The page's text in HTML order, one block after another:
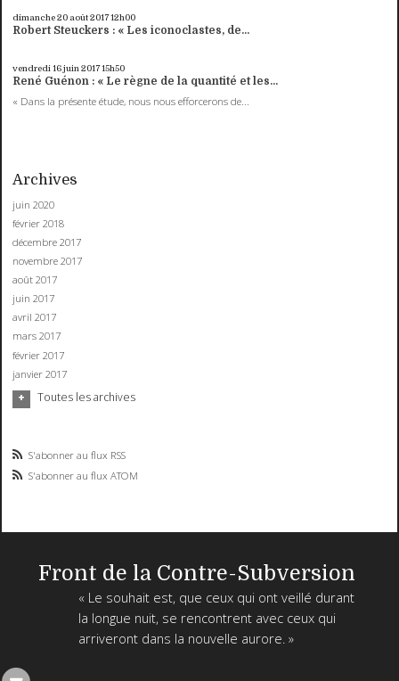
dimanche 20 août 201712h00
Robert Steuckers : « Les iconoclastes, de...
vendredi 16juin 201715h50
René Guénon : « Le règne de la quantité et les...
« Dans la présente étude, nous nous efforcerons de...
Archives
juin 2020
février 2018
décembre 2017
novembre 2017
août 2017
juin 2017
avril 2017
mars 2017
février 2017
janvier 2017
Toutes les archives
S'abonner au flux RSS
S'abonner au flux ATOM
Front de la Contre-Subversion
« Le souhait est, que ceux qui ont veillé durant
la longue nuit, se rencontrent avec ceux qui
arriveront dans la nouvelle aurore. »